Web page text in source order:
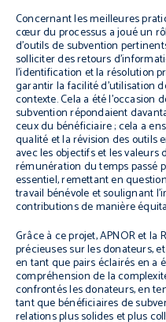
Concernant les meilleures
cœur du processus a joué un
d’outils de subvention
solliciter des retours
l’identification et la résolution
garantir la facilité d’utilisation
contexte. Cela a été l’occasion
subvention répondaient
ceux du bénéficiaire ; cela a
qualité et la révision des outils
avec les objectifs et les
rémunération du temps passé
essentiel, remettant en
travail bénévole et soulignant
contributions de manière
Grâce à ce projet, APNOR et
précieuses sur les donateurs,
en tant que pairs éclairés en a
compréhension de la
confrontés les donateurs, en
tant que bénéficiaires de
relations plus solides et plus